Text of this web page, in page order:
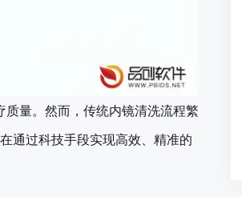
量。然而，传统内镜清洗流程繁
通过科技手段实现高效、精准的